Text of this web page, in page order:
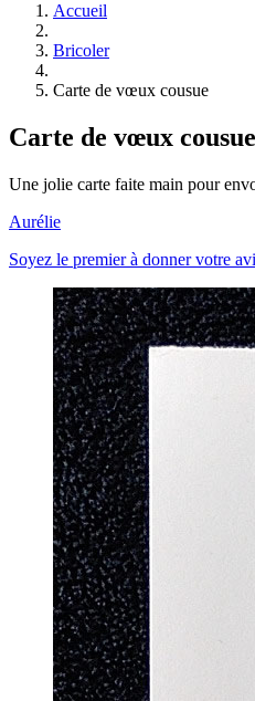
Accueil
Bricoler
Carte de vœux cousue
Carte de vœux cousue
Une jolie carte faite main pour
Aurélie
Soyez le premier à donner votre